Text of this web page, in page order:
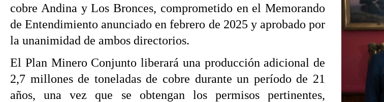
cobre Andina y Los Bronces, comprometido en el Memorando
de Entendimiento anunciado en febrero de 2025 y aprobado por
la unanimidad de ambos directorios.
El Plan Minero Conjunto liberará una producción adicional de
2,7 millones de toneladas de cobre durante un período de 21
años, una vez que se obtengan los permisos pertinentes,